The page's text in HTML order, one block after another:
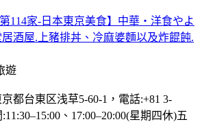
114家-日本東京美食】中華・洋食やよ
酒屋.上豬排丼、冷麻婆麵以及炸餛飩.
遊
都台東区浅草5-60-1，電話:+81 3-
、17:00–20:00(星期四休)五